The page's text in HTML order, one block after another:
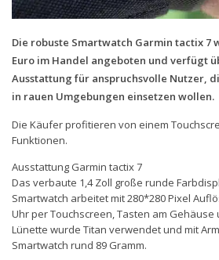
Mobilfunk-Vergleichsrechner
Mobilfunk-Tarifrechner
Flatrate-Datentarife
Die robuste Smartwatch Garmin tactix 7
Euro im Handel angeboten und verfügt
Ausstattung für anspruchsvolle Nutzer,
in rauen Umgebungen einsetzen wollen.
Die Käufer profitieren von einem
Funktionen.
Ausstattung Garmin tactix 7
Das verbaute 1,4 Zoll große runde
Smartwatch arbeitet mit 280*280 Pixel
Uhr per Touchscreen, Tasten am
Lünette wurde Titan verwendet und mit
Smartwatch rund 89 Gramm.